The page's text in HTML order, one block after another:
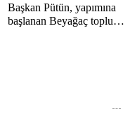
Başkan Pütün, yapımına
başlanan Beyağaç toplu